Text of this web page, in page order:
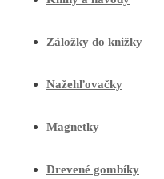
Záložky do knižky
Nažehľovačky
Magnetky
Drevené gombíky